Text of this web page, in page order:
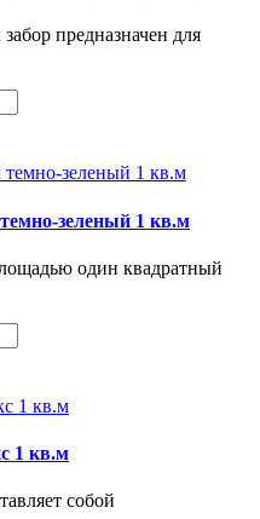
предназначен для
зеленый 1 кв.м
один квадратный
1 кв.м
собой